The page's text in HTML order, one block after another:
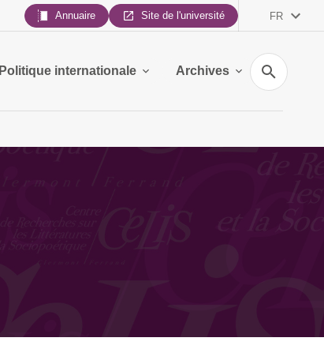
Annuaire Site de l'université FR
Politique internationale Archives
Recherche